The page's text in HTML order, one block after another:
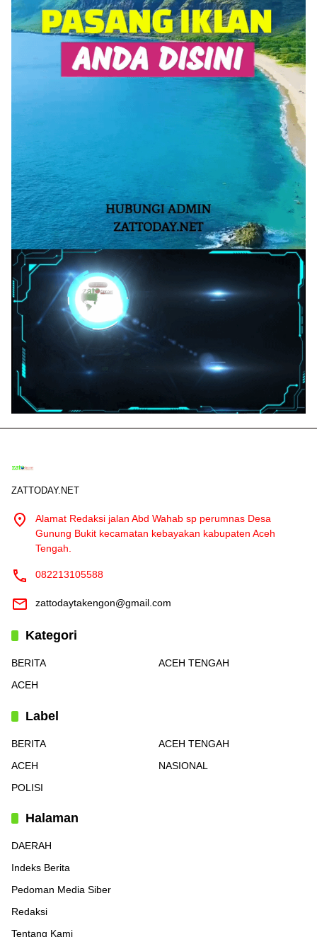
ZATTODAY.NET
Alamat Redaksi jalan Abd Wahab sp perumnas Desa
Gunung Bukit kecamatan kebayakan kabupaten Aceh
Tengah.
082213105588
zattodaytakengon@gmail.com
Kategori
BERITA
ACEH TENGAH
ACEH
Label
BERITA
ACEH TENGAH
ACEH
NASIONAL
POLISI
Halaman
DAERAH
Indeks Berita
Pedoman Media Siber
Redaksi
Tentang Kami